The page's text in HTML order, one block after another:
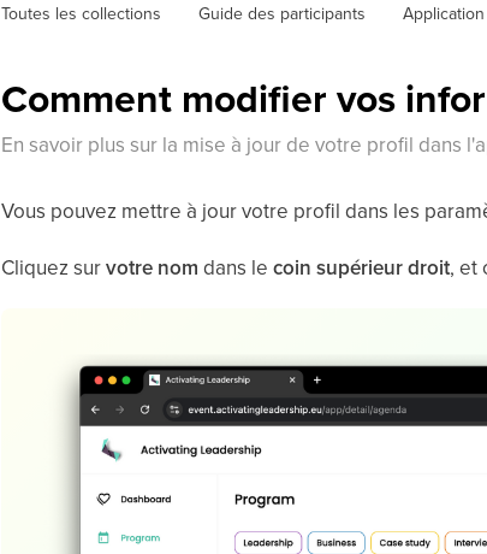
Toutes les collections Guide des participants
Comment modifier vos
En savoir plus sur la mise à jour de votre profil dans
Vous pouvez mettre à jour votre profil dans les
Cliquez survotre nom dans le coin supérieurdroit, et